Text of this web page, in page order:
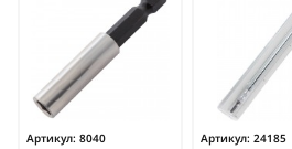
Артикул: 8040
Артикул: 24185